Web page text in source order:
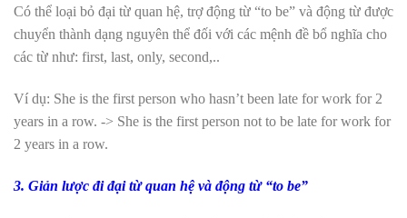
Có thể loại bỏ đại từ quan hệ, trợ động từ “to be” và động từ được
chuyển thành dạng nguyên thể đối với các mệnh đề bổ nghĩa cho
các từ như: first, last, only, second,..
Ví dụ: She is the first person who hasn’t been late for work for 2
years in a row. -> She is the first person not to be late for work for
2 years in a row.
3. Giản lược đi đại từ quan hệ và động từ “to be”